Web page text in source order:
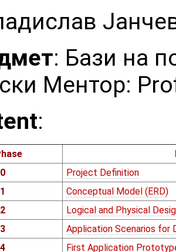
: Бази на
Ментор:
:
Project Definition
Conceptual Model (ERD)
Logical and Physical
Application Scenarios for
First Application